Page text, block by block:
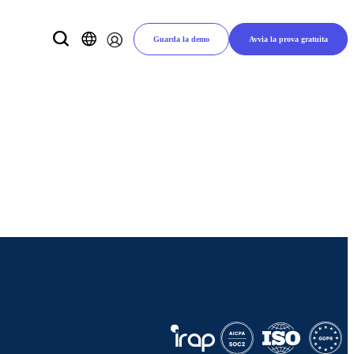
Guarda la demo Avvia la prova gratuita